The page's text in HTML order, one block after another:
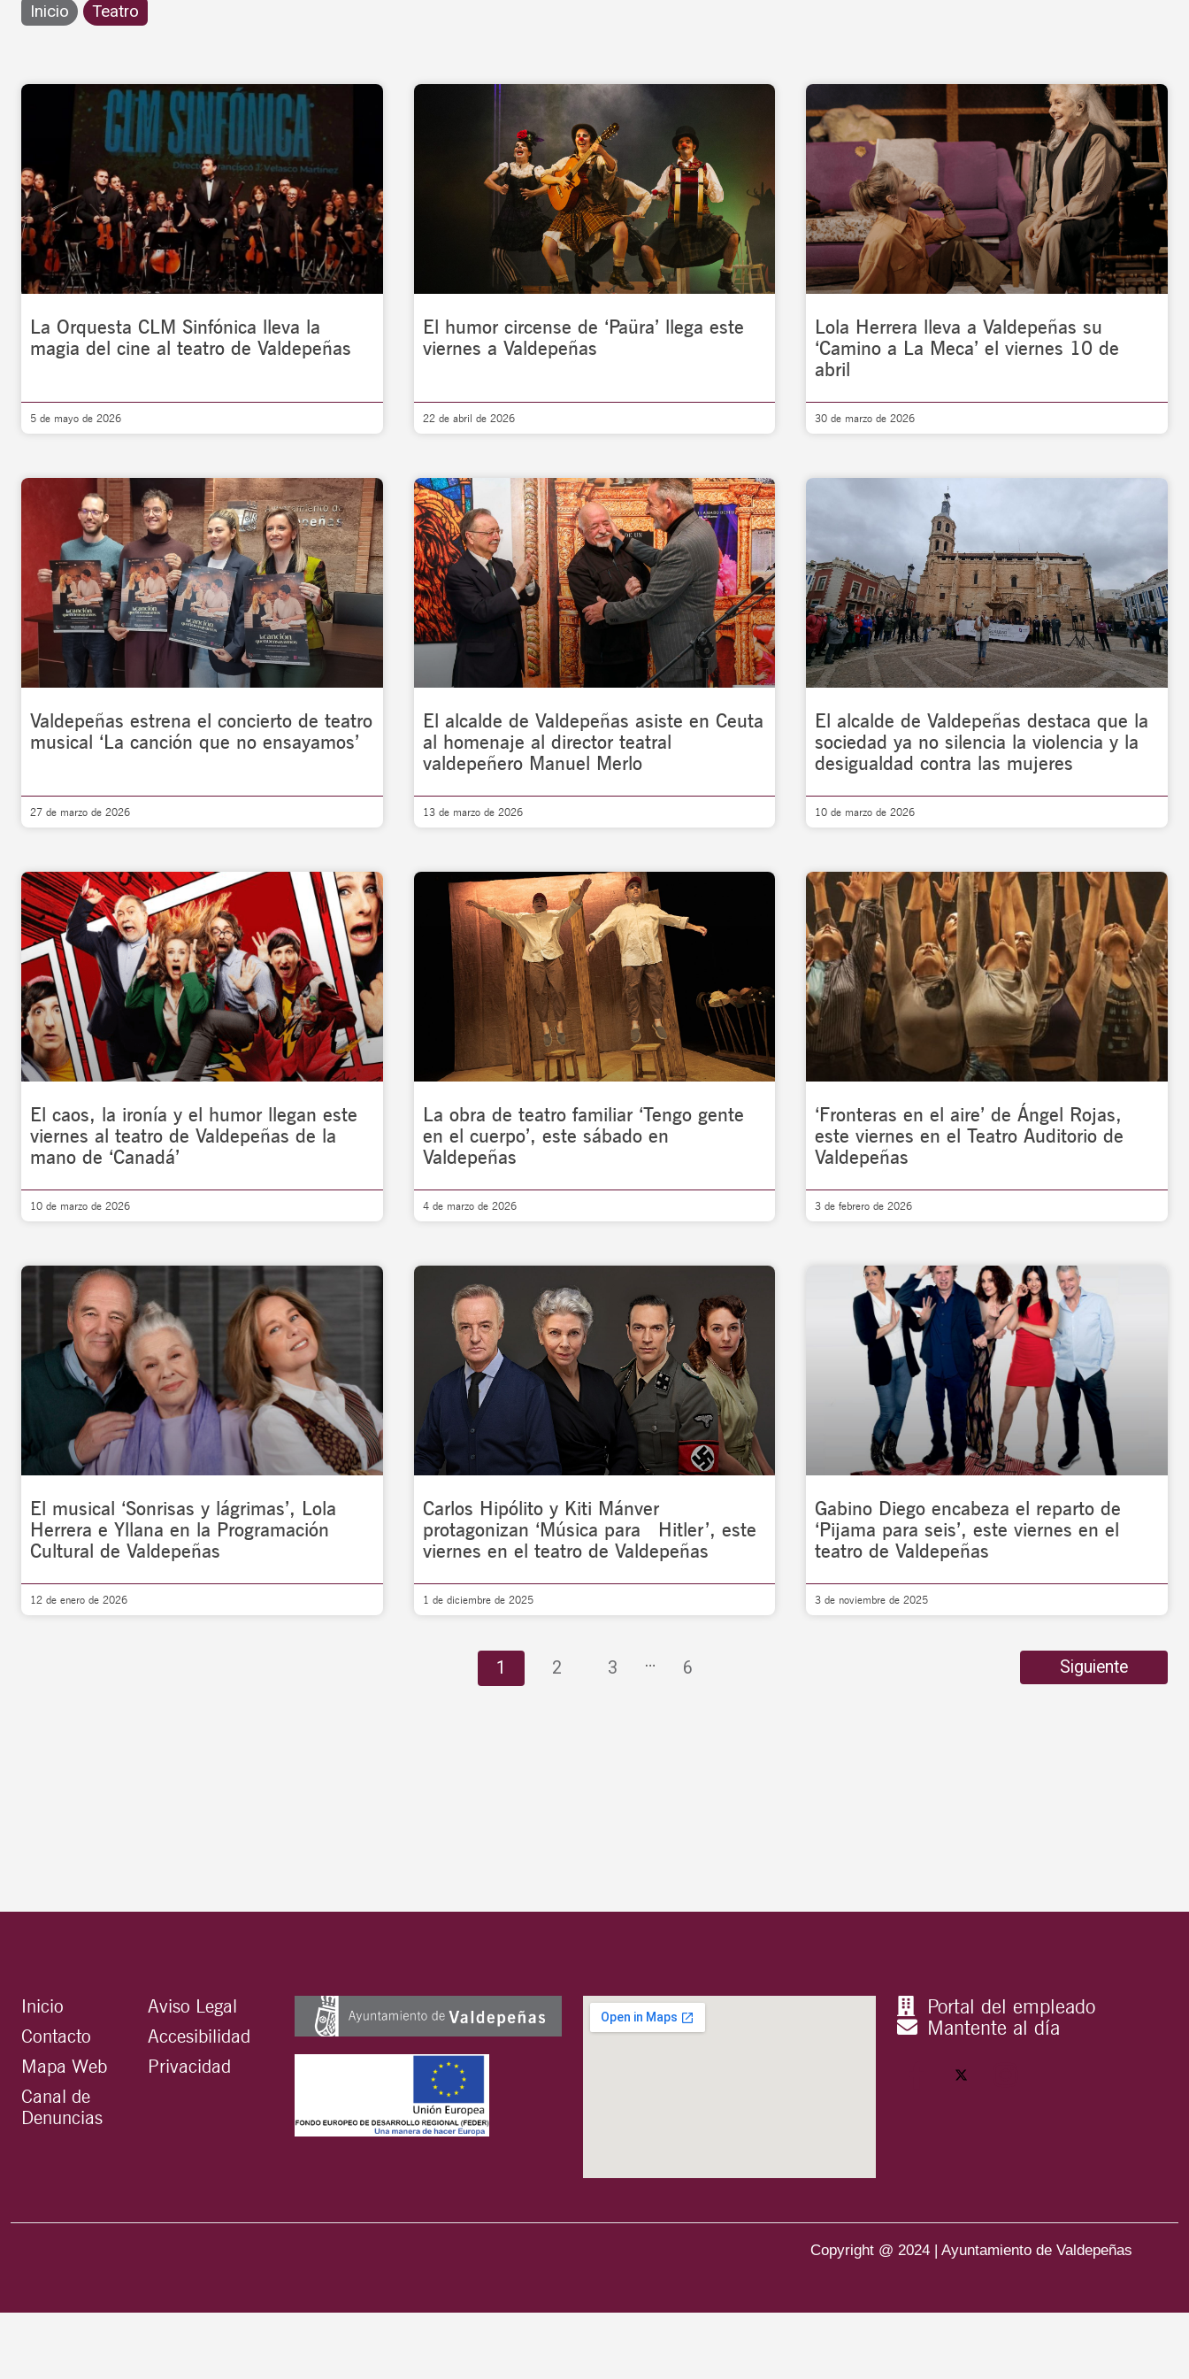
Inicio Teatro
La Orquesta CLM Sinfónica lleva la
magia del cine al teatro de Valdepeñas
5 de mayo de 2026
El humor circense de ‘Paüra’ llega este
viernes a Valdepeñas
22 de abril de 2026
Lola Herrera lleva a Valdepeñas su
‘Camino a La Meca’ el viernes 10 de
abril
30 de marzo de 2026
Valdepeñas estrena el concierto de teatro
musical ‘La canción que no ensayamos’
27 de marzo de 2026
El alcalde de Valdepeñas asiste en Ceuta
al homenaje al director teatral
valdepeñero Manuel Merlo
13 de marzo de 2026
El alcalde de Valdepeñas destaca que la
sociedad ya no silencia la violencia y la
desigualdad contra las mujeres
10 de marzo de 2026
El caos, la ironía y el humor llegan este
viernes al teatro de Valdepeñas de la
mano de ‘Canadá’
10 de marzo de 2026
La obra de teatro familiar ‘Tengo gente
en el cuerpo’, este sábado en
Valdepeñas
4 de marzo de 2026
‘Fronteras en el aire’ de Ángel Rojas,
este viernes en el Teatro Auditorio de
Valdepeñas
3 de febrero de 2026
El musical ‘Sonrisas y lágrimas’, Lola
Herrera e Yllana en la Programación
Cultural de Valdepeñas
12 de enero de 2026
Carlos Hipólito y Kiti Mánver
protagonizan ‘Música para Hitler’, este
viernes en el teatro de Valdepeñas
1 de diciembre de 2025
Gabino Diego encabeza el reparto de
‘Pijama para seis’, este viernes en el
teatro de Valdepeñas
3 de noviembre de 2025
1 2 3 … 6 Siguiente
Inicio
Contacto
Mapa Web
Canal de
Denuncias
Aviso Legal
Accesibilidad
Privacidad
Portal del empleado
Mantente al día
Copyright @ 2024 | Ayuntamiento de Valdepeñas